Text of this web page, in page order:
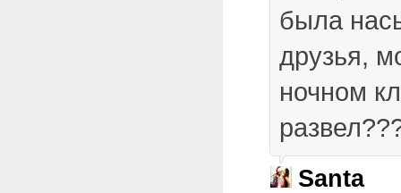
была
друзья,
ночном
Santa